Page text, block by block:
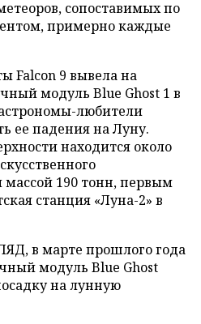
сопоставимых по
примерно каждые
Falcon 9 вывела на
модуль Blue Ghost 1 в
любители
ее падения на Луну.
находится около
190 тонн, первым
станция «Луна-2» в
в марте прошлого года
модуль Blue Ghost
на лунную